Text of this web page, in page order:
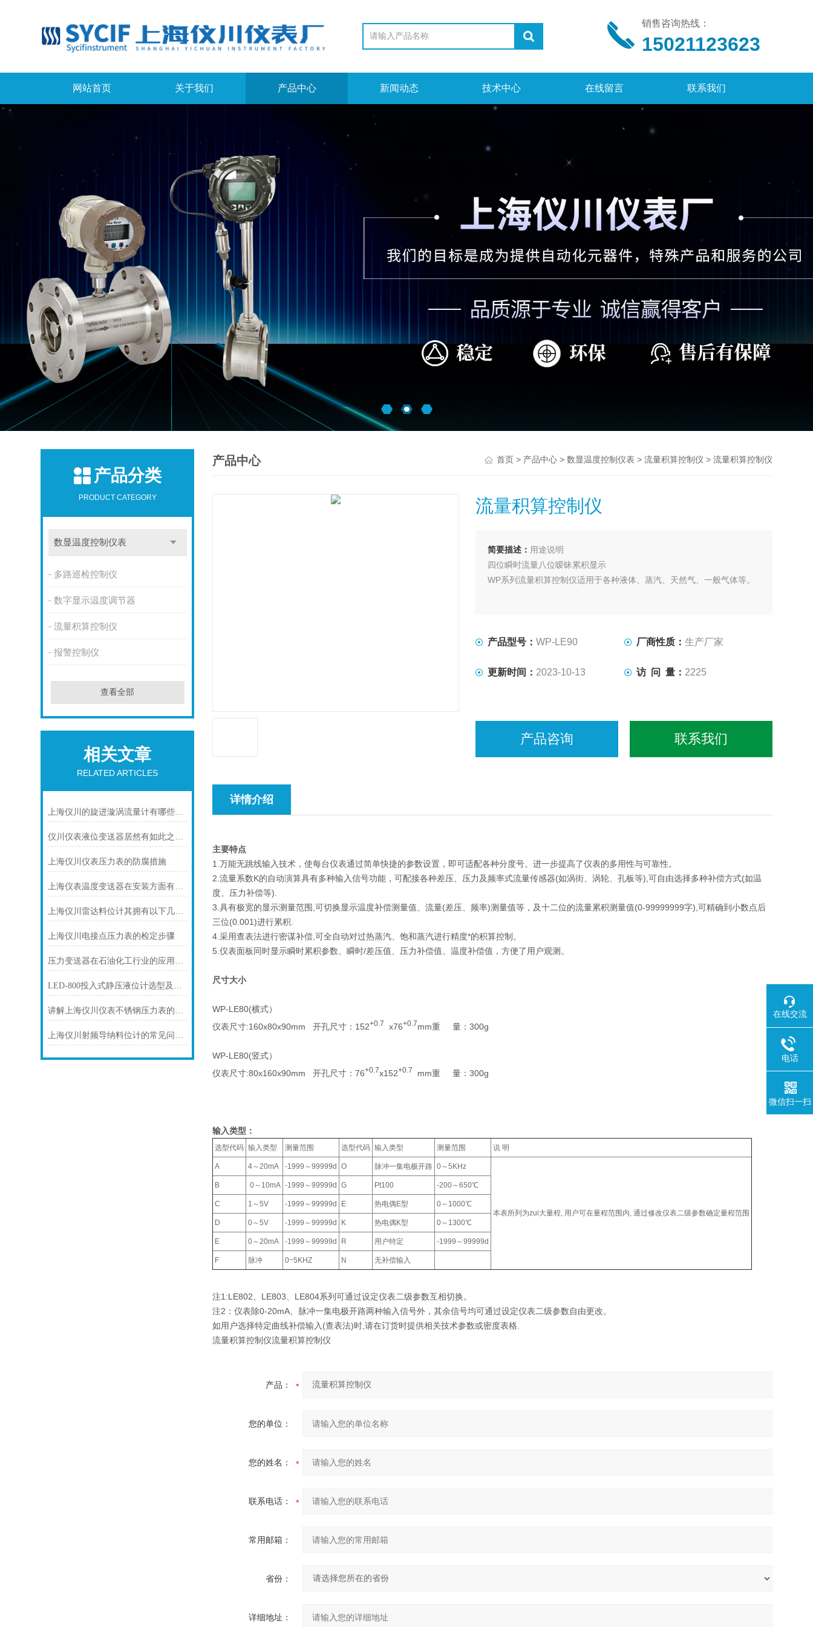
销售咨询热线：
15021123623
网站首页 关于我们 产品中心 新闻动态 技术中心 在线留言 联系我们
产品分类
PRODUCT CATEGORY
数显温度控制仪表
多路巡检控制仪
数字显示温度调节器
流量积算控制仪
报警控制仪
查看全部
相关文章
RELATED ARTICLES
上海仪川的旋进漩涡流量计有哪些应用案例
仪川仪表液位变送器居然有如此之多的特点
上海仪川仪表压力表的防腐措施
上海仪表温度变送器在安装方面有什么要领
上海仪川雷达料位计其拥有以下几大特点
上海仪川电接点压力表的检定步骤
压力变送器在石油化工行业的应用说明
LED-800投入式静压液位计选型及使用过程中的问题
讲解上海仪川仪表不锈钢压力表的防护等级
上海仪川射频导纳料位计的常见问题及解决方法如下
产品中心 首页> 产品中心> 数显温度控制仪表 > 流量积算控制仪 > 流量积算控制仪
流量积算控制仪
简要描述： 用途说明
四位瞬时流量八位暧昧累积显示
WP系列流量积算控制仪适用于各种液体、蒸汽、天然气、一般气体等。
产品型号：WP-LE90 厂商性质： 生产厂家
更新时间： 2023-10-13 访 问 量： 2225
产品咨询 联系我们
详情介绍
主要特点
1.万能无跳线输入技术，使每台仪表通过简单快捷的参数设置，即可适配各种分度号。进一步提高了仪表的多用性与可靠性。
2.流量系数K的自动演算具有多种输入信号功能，可配接各种差压、压力及频率式流量传感器(如涡街、涡轮、孔板等),可自由选择多种补偿方式(如温
度、压力补偿等).
3.具有极宽的显示测量范围,可切换显示温度补偿测量值、流量(差压、频率)测量值等，及十二位的流量累积测量值(0-99999999字),可精确到小数点后
三位(0.001)进行累积.
4.采用查表法进行密谋补偿,可全自动对过热蒸汽、饱和蒸汽进行精度*的积算控制。
5.仪表面板同时显示瞬时累积参数、瞬时/差压值、压力补偿值、温度补偿值，方便了用户观测。
尺寸大小
WP-LE80(横式）
仪表尺寸:160x80x90mm 开孔尺寸：152+0.7 x76+0.7mm重 量：300g
WP-LE80(竖式）
仪表尺寸:80x160x90mm 开孔尺寸：76+0.7x152+0.7 mm重 量：300g
输入类型：
选型代码 输入类型 测量范围 选型代码 输入类型 测量范围 说 明
A 4～20mA -1999～99999d O 脉冲一集电极开路 0～5KHz
本表所列为zui大量程, 用户可在量程范围内, 通过修改仪表二级参数确定量程范围
B 0～10mA -1999～99999d G Pt100 -200～650℃
C 1～5V -1999～99999d E 热电偶E型 0～1000℃
D 0～5V -1999～99999d K 热电偶K型 0～1300℃
E 0～20mA -1999～99999d R 用户特定 -1999～99999d
F 脉冲 0~5KHZ N 无补偿输入
注1:LE802、LE803、LE804系列可通过设定仪表二级参数互相切换。
注2：仪表除0-20mA、脉冲一集电极开路两种输入信号外，其余信号均可通过设定仪表二级参数自由更改。
如用户选择特定曲线补偿输入(查表法)时,请在订货时提供相关技术参数或密度表格.
流量积算控制仪流量积算控制仪
产品：
您的单位：
您的姓名：
联系电话：
常用邮箱：
省份：
详细地址：
在线交流
电话
微信扫一扫